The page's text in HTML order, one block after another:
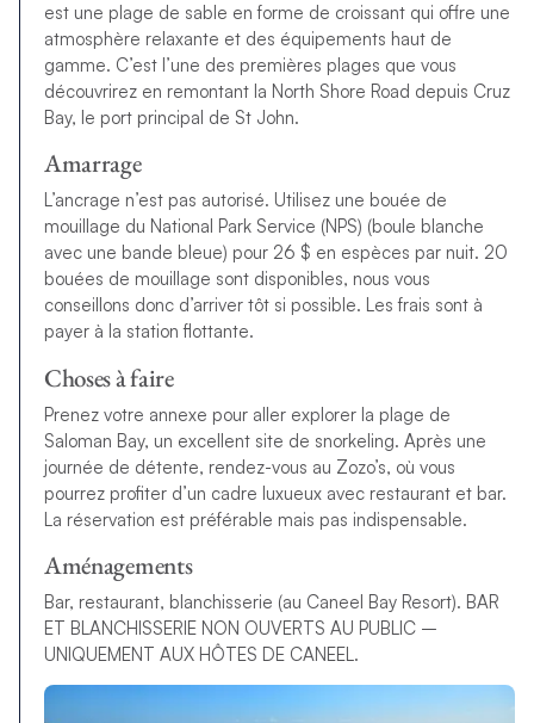
est une plage de sable en forme de croissant qui offre une
atmosphère relaxante et des équipements haut de
gamme. C’est l’une des premières plages que vous
découvrirez en remontant la North Shore Road depuis Cruz
Bay, le port principal de St John.
Amarrage
L’ancrage n’est pas autorisé. Utilisez une bouée de
mouillage du National Park Service (NPS) (boule blanche
avec une bande bleue) pour 26 $ en espèces par nuit. 20
bouées de mouillage sont disponibles, nous vous
conseillons donc d’arriver tôt si possible. Les frais sont à
payer à la station flottante.
Choses à faire
Prenez votre annexe pour aller explorer la plage de
Saloman Bay, un excellent site de snorkeling. Après une
journée de détente, rendez-vous au Zozo’s, où vous
pourrez profiter d’un cadre luxueux avec restaurant et bar.
La réservation est préférable mais pas indispensable.
Aménagements
Bar, restaurant, blanchisserie (au Caneel Bay Resort). BAR
ET BLANCHISSERIENON OUVERTS AU PUBLIC –
UNIQUEMENT AUX HÔTES DE CANEEL.